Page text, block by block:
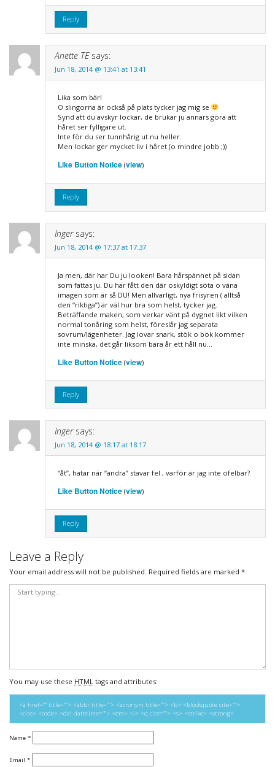
Reply
Anette TE says:
Jun 18, 2014 @ 13:41 at 13:41
Lika som bär!
O slingorna är också på plats tycker jag mig se
Synd att du avskyr lockar, de brukar ju annars göra att
håret ser fylligare ut.
Inte för du ser tunnhårig ut nu heller.
Men lockar ger mycket liv i håret (o mindre jobb ;))
Like Button Notice(view)
Reply
Inger says:
Jun 18, 2014 @ 17:37 at 17:37
Ja men, där har Du ju looken! Bara hårspännet på sidan
som fattas ju. Du har fått den där oskyldigt söta o väna
imagen som är så DU! Men allvarligt, nya frisyren ( alltså
den “riktiga”) är väl hur bra som helst, tycker jag.
Beträffande maken, som verkar vänt på dygnet likt vilken
normal tonåring som helst, föreslår jag separata
sovrum/lägenheter. Jag lovar snark, stök o bök kommer
inte minska, det går liksom bara år ett håll nu…
Like Button Notice(view)
Reply
Inger says:
Jun 18, 2014 @ 18:17 at 18:17
“åt”, hatar när “andra” stavar fel , varför är jag inte ofelbar?
Like Button Notice(view)
Reply
Leave a Reply
Your email address will not be published. Required fields are marked *
You may use these HTML tags and attributes:
<a href="" title=""> <abbr title=""> <acronym title=""> <b> <blockquote cite="">
<cite> <code> <del datetime=""> <em> <i> <q cite=""> <s> <strike> <strong>
Name *
Email *